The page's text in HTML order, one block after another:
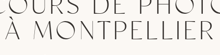
À MONTPELLIER